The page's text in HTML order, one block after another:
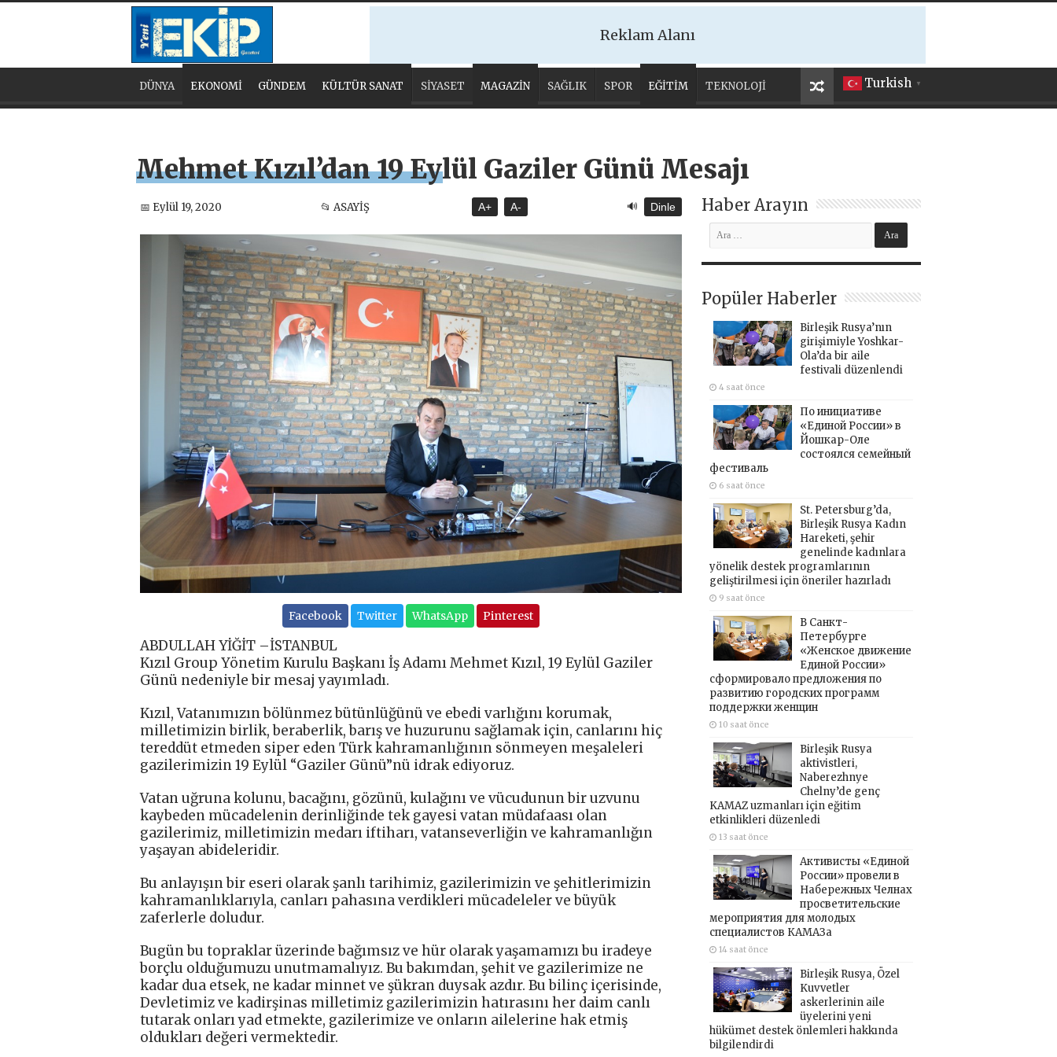
Reklam Alanı
Turkish ▼
DÜNYA EKONOMİ GÜNDEM KÜLTÜR SANAT SİYASET MAGAZİN SAĞLIK SPOR EĞİTİM TEKNOLOJİ
Mehmet Kızıl’dan 19 Eylül Gaziler Günü Mesajı
📅 Eylül 19, 2020 📂 ASAYİŞ A+ A- 🔊 Dinle
Facebook Twitter WhatsApp Pinterest
ABDULLAH YİĞİT –İSTANBUL
Kızıl Group Yönetim Kurulu Başkanı İş Adamı Mehmet Kızıl, 19 Eylül Gaziler
Günü nedeniyle bir mesaj yayımladı.
Kızıl, Vatanımızın bölünmez bütünlüğünü ve ebedi varlığını korumak,
milletimizin birlik, beraberlik, barış ve huzurunu sağlamak için, canlarını hiç
tereddüt etmeden siper eden Türk kahramanlığının sönmeyen meşaleleri
gazilerimizin 19 Eylül “Gaziler Günü”nü idrak ediyoruz.
Vatan uğruna kolunu, bacağını, gözünü, kulağını ve vücudunun bir uzvunu
kaybeden mücadelenin derinliğinde tek gayesi vatan müdafaası olan
gazilerimiz, milletimizin medarı iftiharı, vatanseverliğin ve kahramanlığın
yaşayan abideleridir.
Bu anlayışın bir eseri olarak şanlı tarihimiz, gazilerimizin ve şehitlerimizin
kahramanlıklarıyla, canları pahasına verdikleri mücadeleler ve büyük
zaferlerle doludur.
Bugün bu topraklar üzerinde bağımsız ve hür olarak yaşamamızı bu iradeye
borçlu olduğumuzu unutmamalıyız. Bu bakımdan, şehit ve gazilerimize ne
kadar dua etsek, ne kadar minnet ve şükran duysak azdır. Bu bilinç içerisinde,
Devletimiz ve kadirşinas milletimiz gazilerimizin hatırasını her daim canlı
tutarak onları yad etmekte, gazilerimize ve onların ailelerine hak etmiş
oldukları değeri vermektedir.
Haber Arayın
Popüler Haberler
Birleşik Rusya’nın
girişimiyle Yoshkar-
Ola’da bir aile
festivali düzenlendi
4 saat önce
По инициативе
«Единой России» в
Йошкар-Оле
состоялся семейный
фестиваль
6 saat önce
St. Petersburg’da,
Birleşik Rusya Kadın
Hareketi, şehir
genelinde kadınlara
yönelik destek programlarının
geliştirilmesi için öneriler hazırladı
9 saat önce
В Санкт-
Петербурге
«Женское движение
Единой России»
сформировало предложения по
развитию городских программ
поддержки женщин
10 saat önce
Birleşik Rusya
aktivistleri,
Naberezhnye
Chelny’de genç
KAMAZ uzmanları için eğitim
etkinlikleri düzenledi
13 saat önce
Активисты «Единой
России» провели в
Набережных Челнах
просветительские
мероприятия для молодых
специалистов КАМАЗа
14 saat önce
Birleşik Rusya, Özel
Kuvvetler
askerlerinin aile
üyelerini yeni
hükümet destek önlemleri hakkında
bilgilendirdi